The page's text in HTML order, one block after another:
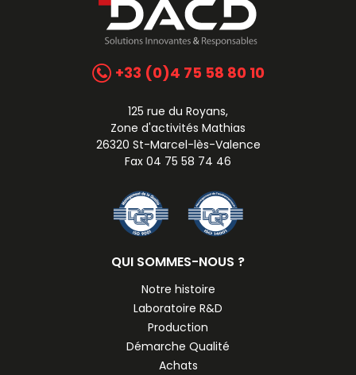
+33 (0)4 75 58 80 10
125 rue du Royans,
Zone d'activités Mathias
26320 St-Marcel-lès-Valence
Fax 04 75 58 74 46
QUI SOMMES-NOUS ?
Notre histoire
Laboratoire R&D
Production
Démarche Qualité
Achats